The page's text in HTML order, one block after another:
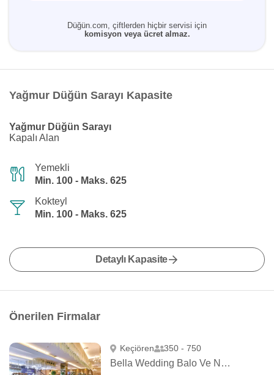
Düğün.com, çiftlerden hiçbir servisi için
komisyon veya ücret almaz.
Yağmur Düğün Sarayı Kapasite
Yağmur Düğün Sarayı
Kapalı Alan
Yemekli
Min. 100 - Maks. 625
Kokteyl
Min. 100 - Maks. 625
Detaylı Kapasite
Önerilen Firmalar
Keçiören 350 - 750
Bella Wedding Balo Ve Nikah Salonları